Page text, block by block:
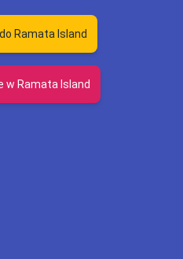
Ramata Island
w Ramata Island